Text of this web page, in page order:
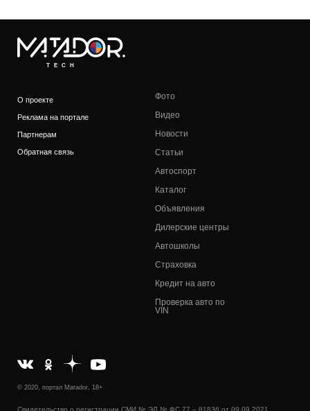
TECH
О проекте
Реклама на портале
Партнерам
Обратная связь
Фото
Видео
Новости
Статьи
Автоспорт
Каталог
Объявления
Дилерские центры
Автошколы
Страховка
Кредит на авто
Проверка авто по
VIN
© 2020, портал Matador, 18+
Свидетельство о регистрации СМИ № ЭЛ № ФС 77 – 81836 от 09.09.2021